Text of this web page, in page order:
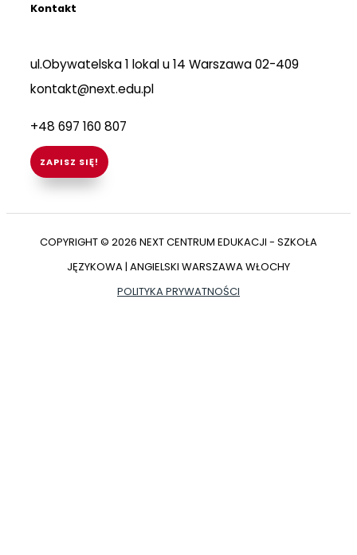
Kontakt
ul.Obywatelska 1 lokal u 14 Warszawa 02-409
kontakt@next.edu.pl
+48 697 160 807
ZAPISZ SIĘ!
COPYRIGHT © 2026 NEXT CENTRUM EDUKACJI - SZKOŁA
JĘZYKOWA | ANGIELSKI WARSZAWA WŁOCHY
POLITYKA PRYWATNOŚCI